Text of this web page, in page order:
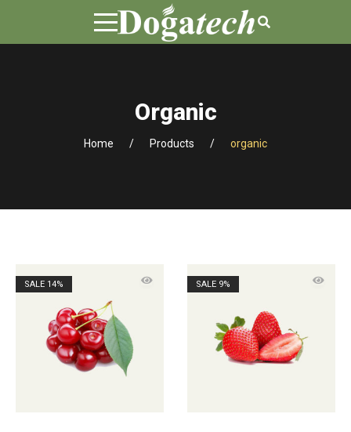
Organic
Home Products organic
SALE 14% SALE 9%